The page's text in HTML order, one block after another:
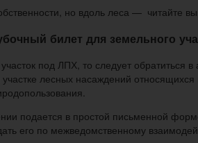
но вдоль леса — читайте
билет для земельного
под ЛПХ, то следует
лесных насаждений
подается в простой письменной
его по межведомственному